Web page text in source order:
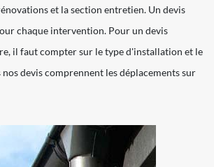
et la section entretien. Un devis
chaque intervention. Pour un devis
il faut compter sur le type d'installation et le
devis comprennent les déplacements sur